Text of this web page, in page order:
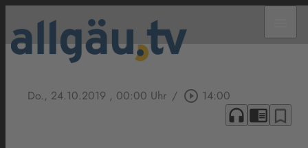
Do., 24.10.2019 , 00:00 Uhr / play_circle_outline 14:00
headphones chrome_reader_mode bookmark_border